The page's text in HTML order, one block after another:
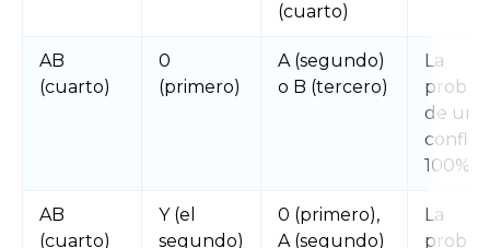
(cuarto)
AB
(cuarto)
0
(primero)
A (segundo)
o B (tercero)
La
de un
100%
AB
(cuarto)
Y (el
segundo)
0 (primero),
A (segundo)
La